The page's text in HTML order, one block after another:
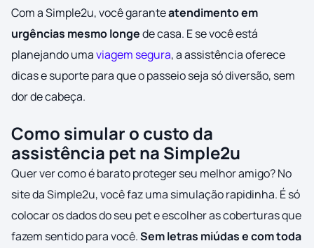
Com a Simple2u, você garanteatendimento em
urgências mesmo longede casa. E se você está
planejando umaviagem segura, a assistência oferece
dicas e suporte para que o passeio seja só diversão, sem
dor de cabeça.
Como simular o custo da
assistência pet na Simple2u
Quer ver como é barato proteger seu melhor amigo? No
site da Simple2u, você faz uma simulação rapidinha. É só
colocar os dados do seu pet e escolher as coberturas que
fazem sentido para você.Sem letras miúdas e com toda